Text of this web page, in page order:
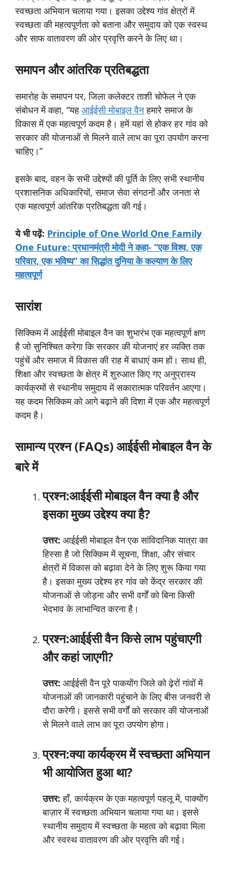
स्वच्छता अभियान चलाया गया। इसका उद्देश्य गांव क्षेत्रों में
स्वच्छता की महत्वपूर्णता को बताना और समुदाय को एक स्वस्थ
और साफ वातावरण की ओर प्रवृत्ति करने के लिए था।
समापनऔरआंतरिकप्रतिबद्धता
समारोह के समापन पर, जिला कलेक्टर ताशी चोफेल ने एक
संबोधन में कहा, “यह आईईसी मोबाइल वैनहमारे समाज के
विकास में एक महत्वपूर्ण कदम है। हमें यहां से होकर हर गांव को
सरकार की योजनाओं से मिलने वाले लाभ का पूरा उपयोग करना
चाहिए।”
इसके बाद, वहन के सभी उद्देश्यों की पूर्ति के लिए सभी स्थानीय
प्रशासनिक अधिकारियों, समाज सेवा संगठनों और जनता से
एक महत्वपूर्ण आंतरिक प्रतिबद्धता की गई।
ये भी पढ़ें: Principle of One World One Family
One Future: प्रधानमंत्री मोदी ने कहा- “एक विश्व, एक
परिवार, एक भविष्य” का सिद्धांत दुनिया के कल्याण के लिए
महत्वपूर्ण
सारांश
सिक्किम में आईईसी मोबाइल वैन का शुभारंभ एक महत्वपूर्ण क्षण
है जो सुनिश्चित करेगा कि सरकार की योजनाएं हर व्यक्ति तक
पहुंचें और समाज में विकास की राह में बाधाएं कम हों। साथ ही,
शिक्षा और स्वच्छता के क्षेत्र में शुरुआत किए गए अनुप्रास्य
कार्यक्रमों से स्थानीय समुदाय में सकारात्मक परिवर्तन आएगा।
यह कदम सिक्किम को आगे बढ़ाने की दिशा में एक और महत्वपूर्ण
कदम है।
सामान्य प्रश्न (FAQs) आईईसी मोबाइल वैन के
बारे में
प्रश्न:आईईसी मोबाइल वैन क्या है और
इसका मुख्य उद्देश्य क्या है?
उत्तर: आईईसी मोबाइल वैन एक सांविदानिक यात्रा का
हिस्सा है जो सिक्किम में सूचना, शिक्षा, और संचार
क्षेत्रों में विकास को बढ़ावा देने के लिए शुरू किया गया
है। इसका मुख्य उद्देश्य हर गांव को केंद्र सरकार की
योजनाओं से जोड़ना और सभी वर्गों को बिना किसी
भेदभाव के लाभान्वित करना है।
प्रश्न:आईईसी वैन किसे लाभ पहुंचाएगी
और कहां जाएगी?
उत्तर: आईईसी वैन पूरे पाकयोंग जिले को ढ़ेरों गांवों में
योजनाओं की जानकारी पहुंचाने के लिए बीस जनवरी से
दौरा करेगी। इससे सभी वर्गों को सरकार की योजनाओं
से मिलने वाले लाभ का पूरा उपयोग होगा।
प्रश्न:क्या कार्यक्रम में स्वच्छता अभियान
भी आयोजित हुआ था?
उत्तर: हाँ, कार्यक्रम के एक महत्वपूर्ण पहलू में, पाक्योंग
बाज़ार में स्वच्छता अभियान चलाया गया था। इससे
स्थानीय समुदाय में स्वच्छता के महत्व को बढ़ावा मिला
और स्वस्थ वातावरण की ओर प्रवृत्ति की गई।